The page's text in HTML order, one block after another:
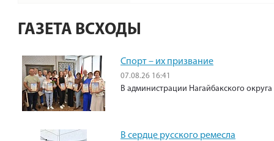
ГАЗЕТА ВСХОДЫ
Спорт – их призвание
07.08.26 16:41
В администрации Нагайбакского
В сердце русского ремесла